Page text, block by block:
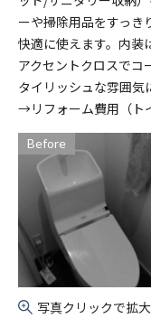
ーや掃除用品をすっき
快適に使えます。内装
アクセントクロスでコ
タイリッシュな雰囲気
→リフォーム費用（ト
Before
写真クリックで拡大